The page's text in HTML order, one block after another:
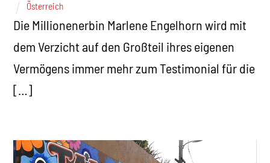
Österreich
Die Millionenerbin Marlene Engelhorn wird mit
dem Verzicht auf den Großteil ihres eigenen
Vermögens immer mehr zum Testimonial für die
[…]